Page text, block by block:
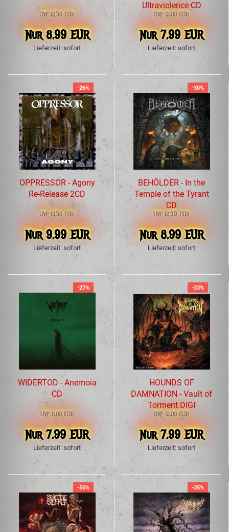
UVP 12,50 EUR
Nur 8,99 EUR
Lieferzeit: sofort
Ultraviolence CD
UVP 12,00 EUR
Nur 7,99 EUR
Lieferzeit: sofort
-26%
OPPRESSOR - Agony
Re-Release 2CD
UVP 13,50 EUR
Nur 9,99 EUR
Lieferzeit: sofort
-30%
BEHÖLDER - In the
Temple of the Tyrant
CD
UVP 12,99 EUR
Nur 8,99 EUR
Lieferzeit: sofort
-27%
WIDERTOD - Anemoia
CD
UVP 11,00 EUR
Nur 7,99 EUR
Lieferzeit: sofort
-33%
HOUNDS OF
DAMNATION - Vault of
Torment DIGI
UVP 12,00 EUR
Nur 7,99 EUR
Lieferzeit: sofort
-50% -35%